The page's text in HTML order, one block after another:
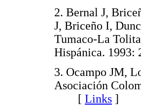
2. Bernal J,
J, Briceño I,
Tumaco-La
Hispánica.
3. Ocampo JM,
Asociación
[ Links ]